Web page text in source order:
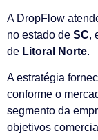
A DropFlow
no estado de SC,
de Litoral Norte.
A estratégia
conforme o
segmento da
objetivos